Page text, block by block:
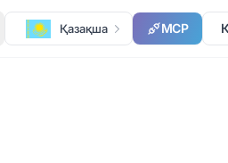
Қазақша MCP